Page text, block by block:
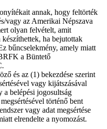
annak, hogy feltörték
vagy az Amerikai Népszava
olyan felvételt, amit
készíthettek, ha bejutottak
bűncselekmény, amely miatt
a Büntető
és az (1) bekezdése szerint
vagy kijátszásával
a belépési jogosultság
történő bent
vagy adat megsértése
elrendelte a nyomozást.